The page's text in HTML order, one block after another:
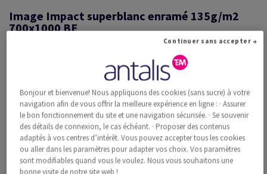
Image Impact superblanc enramé 135g/m2
700x1000 BE
Image, Impact, superblanc, sans bois ECF, 135g/m2, 700mm x
1000mm, B1, BE, Paquet de 250 feuilles, FSC Mix Credit
Information additionnelle
Recommander ce produit
Prix catalogue TVA incl.
CHF 1'276.01 34.11% Rabais
Bonjour et bienvenue! Nous appliquons des cookies (sans sucre) à votre
navigation afin de vous offrir la meilleure expérience en ligne : · Assurer
le bon fonctionnement du site et une navigation sécurisée. · Se souvenir
des détails de connexion, le cas échéant. · Proposer des contenus
adaptés à vos centres d’intérêt. Vous pouvez accepter tous les cookies
ou aller dans les paramètres pour adapter vos choix. Vos paramètres
sont modifiables quand vous le voulez. Nous vous souhaitons une
bonne visite de notre site web !
Continuer sans accepter →